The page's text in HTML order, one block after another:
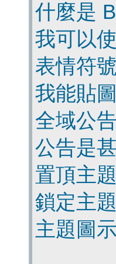
什麼是
我可以
表情符
我能貼
全域公
公告是
置頂主
鎖定主
主題圖